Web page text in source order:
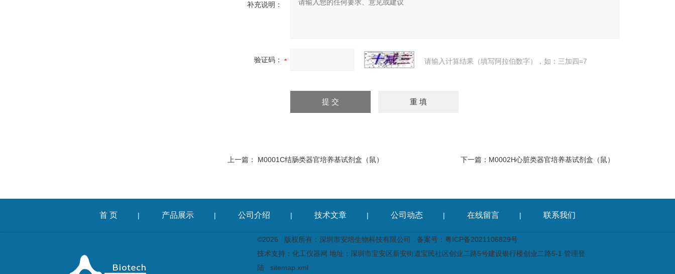
补充说明：
验证码： 请输入计算结果（填写阿拉伯数字），如：三加四=7
上一篇： M0001C结肠类器官培养基试剂盒（鼠） 下一篇： M0002H心脏类器官培养基试剂盒（鼠）
首 页 | 产品展示 | 公司介绍 | 技术文章 | 公司动态 | 在线留言 | 联系我们
©2026 版权所有：深圳市安培生物科技有限公司 备案号：粤ICP备2021106829号
技术支持： 化工仪器网 地址：深圳市宝安区新安街道宝民社区创业二路5号建设银行楼创业二路5-1 管理登
陆
sitemap.xml